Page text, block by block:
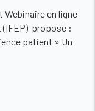
en ligne
(IFEP) propose :
patient » Un